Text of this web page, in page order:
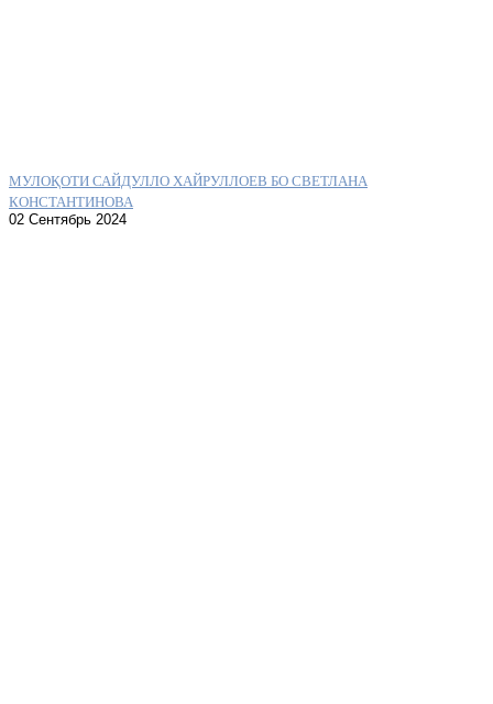
МУЛОҚОТИ САЙДУЛЛО ХАЙРУЛЛОЕВ БО СВЕТЛАНА
КОНСТАНТИНОВА
02 Сентябрь 2024